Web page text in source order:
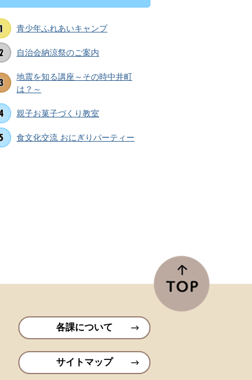
青少年ふれあいキャンプ
自治会納涼祭のご案内
地震を知る講座～その時中井町
は？～
親子お菓子づくり教室
食文化交流 おにぎりパーティー
各課について
サイトマップ